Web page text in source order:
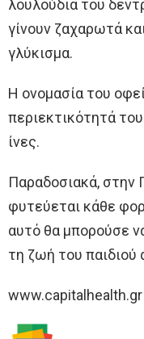
λουλούδια του
γίνουν ζαχαρωτά
γλύκισμα.
Η ονομασία του
περιεκτικότητά
ίνες.
Παραδοσιακά, στην
φυτεύεται κάθε
αυτό θα μπορούσε
τη ζωή του παιδιού
www.capitalhealth.gr